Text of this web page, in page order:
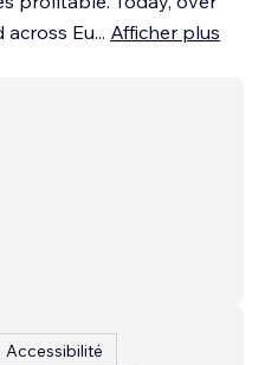
across Eu... Afficher plus
Accessibilité